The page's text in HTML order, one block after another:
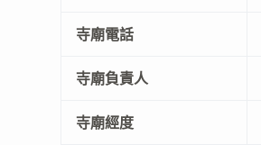
寺廟電話
寺廟負責人
寺廟經度